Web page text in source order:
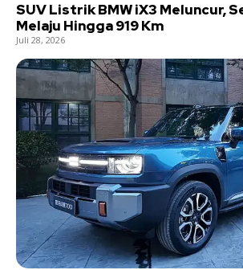
SUV Listrik BMW iX3 Meluncur,
Melaju Hingga 919 Km
Juli 28, 2026